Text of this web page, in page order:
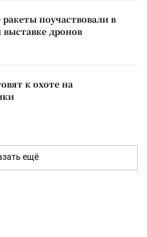
поучаствовали в
дронов
к охоте на
ещё